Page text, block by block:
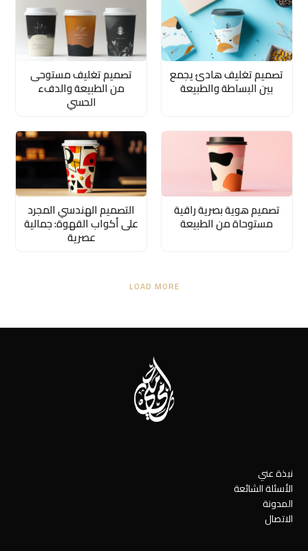
تصميم تغليف هادئ يجمع
بين البساطة والطبيعة
تصميم تغليف مستوحى
من الطبيعة والدفء
الحسي
تصميم هوية بصرية راقية
مستوحاة من الطبيعة
التصميم الهندسي المجرد
على أكواب القهوة: جمالية
عصرية
LOAD MORE
نبذة عني
الأسئلة الشائعة
المدونة
الاتصال